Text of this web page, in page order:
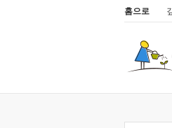
홈으로